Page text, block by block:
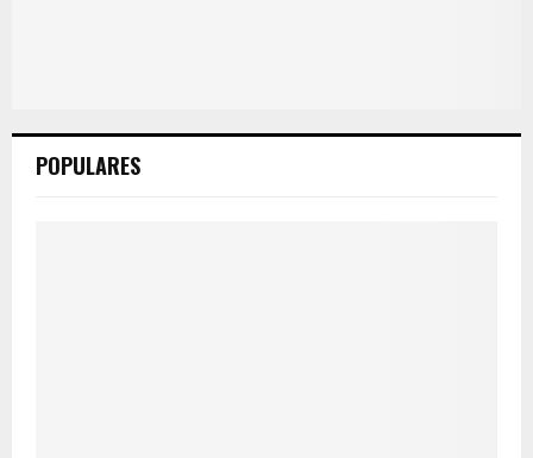
POPULARES